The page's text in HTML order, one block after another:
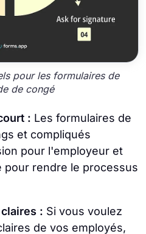
pour les formulaires de
de congé
: Les formulaires de
et compliqués
pour l'employeur et
pour rendre le processus
: Si vous voulez
de vos employés,